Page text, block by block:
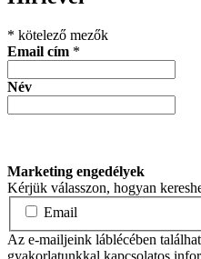
* kötelező mezők
Email cím *
Név
Marketing engedélyek
Kérjük válasszon, hogyan
Email
Az e-mailjeink láblécében